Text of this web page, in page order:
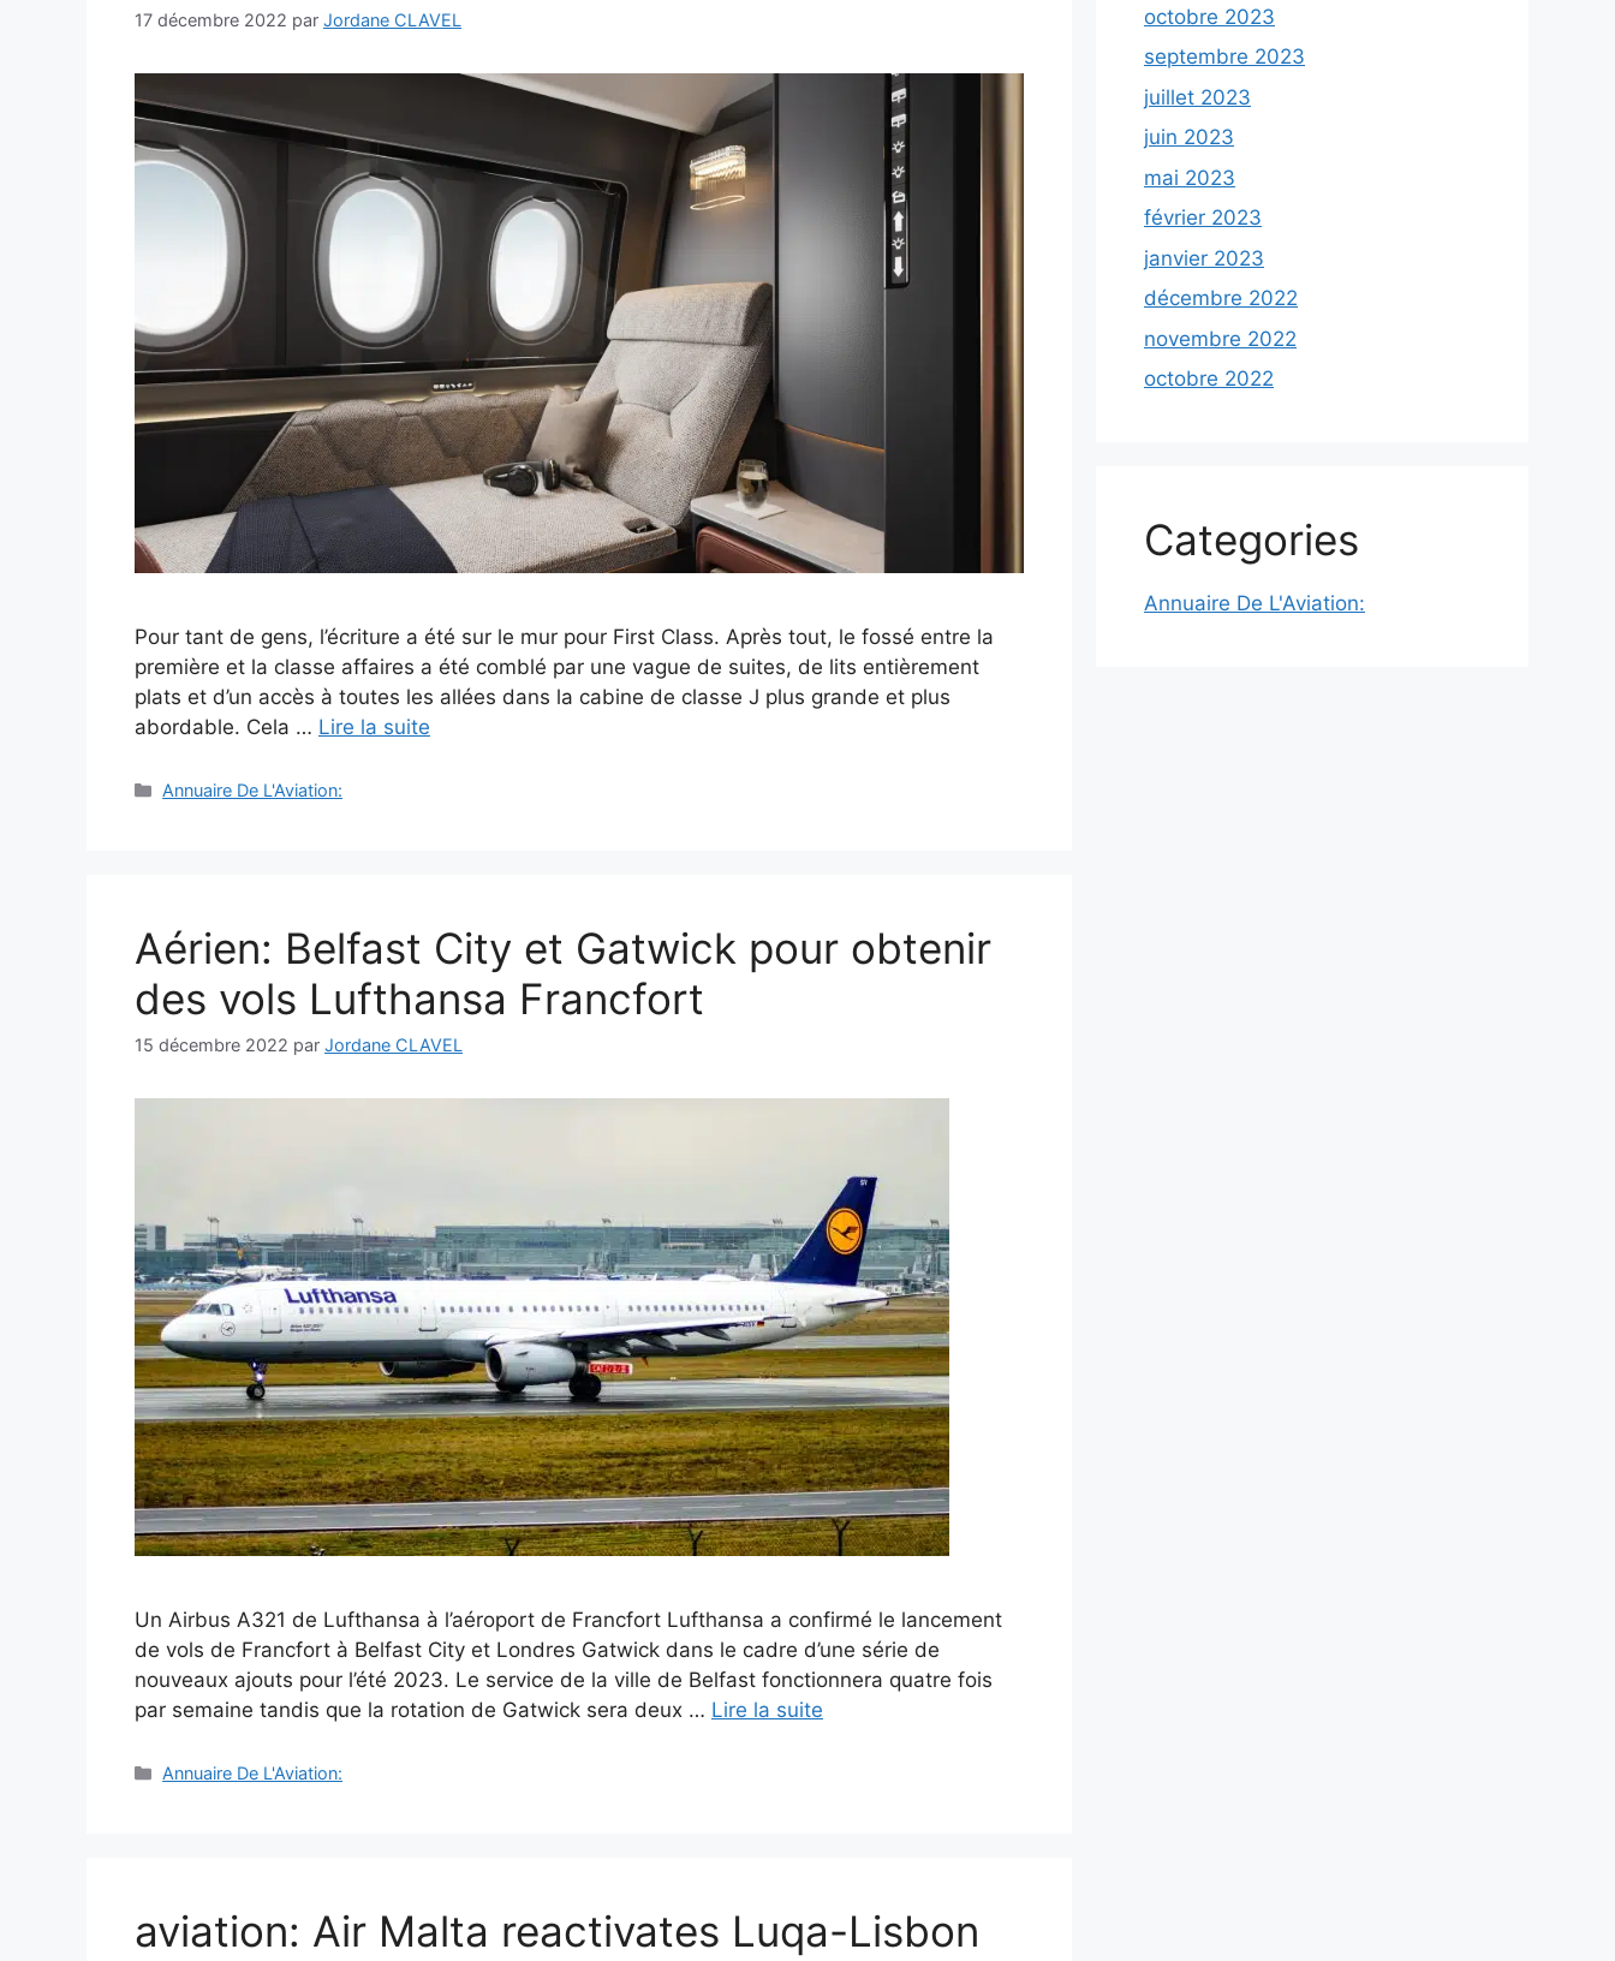
17 décembre 2022 par Jordane CLAVEL
Pour tant de gens, l’écriture a été sur le mur pour First Class. Après tout, le fossé entre la
première et la classe affaires a été comblé par une vague de suites, de lits entièrement
plats et d’un accès à toutes les allées dans la cabine de classe J plus grande et plus
abordable. Cela … Lire la suite
Catégories
Annuaire De L'Aviation:
Aérien: Belfast City et Gatwick pour obtenir
des vols Lufthansa Francfort
15 décembre 2022 par Jordane CLAVEL
Un Airbus A321 de Lufthansa à l’aéroport de Francfort Lufthansa a confirmé le lancement
de vols de Francfort à Belfast City et Londres Gatwick dans le cadre d’une série de
nouveaux ajouts pour l’été 2023. Le service de la ville de Belfast fonctionnera quatre fois
par semaine tandis que la rotation de Gatwick sera deux … Lire la suite
Catégories
Annuaire De L'Aviation:
aviation: Air Malta reactivates Luqa-Lisbon
octobre 2023
septembre 2023
juillet 2023
juin 2023
mai 2023
février 2023
janvier 2023
décembre 2022
novembre 2022
octobre 2022
Categories
Annuaire De L'Aviation: